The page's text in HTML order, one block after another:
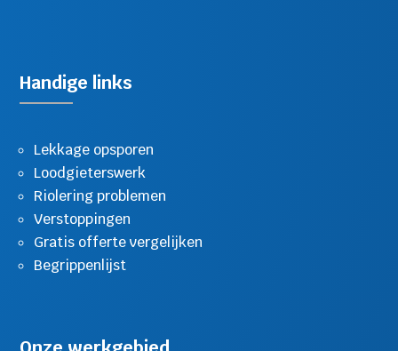
Handige links
Lekkage opsporen
Loodgieterswerk
Riolering problemen
Verstoppingen
Gratis offerte vergelijken
Begrippenlijst